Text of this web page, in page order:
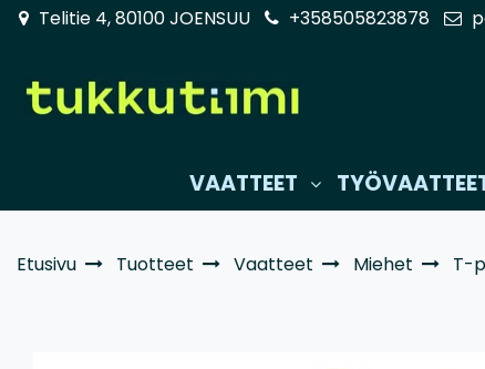
Siirry pääsisältöön
Telitie 4, 80100 JOENSUU +358505823878
VAATTEET
Etusivu Tuotteet Vaatteet Miehet T-